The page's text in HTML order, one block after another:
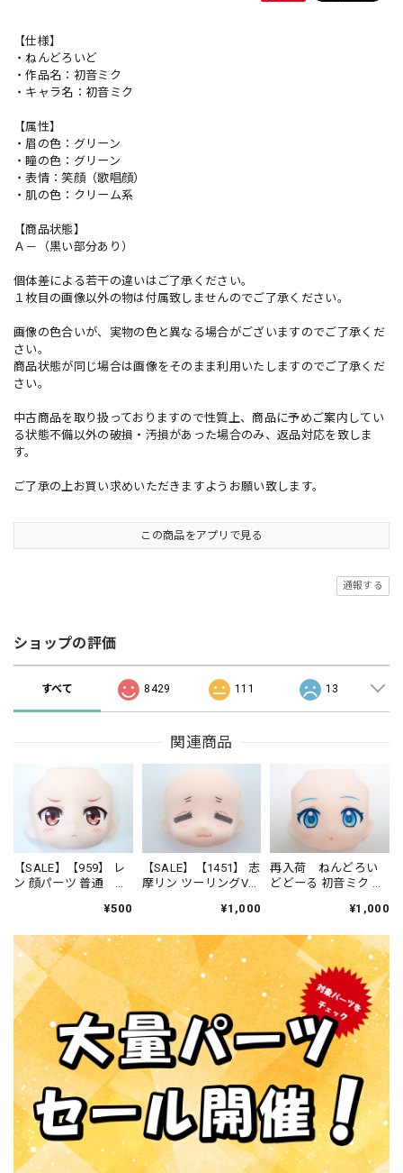
【仕様】
・ねんどろいど
・作品名：初音ミク
・キャラ名：初音ミク
【属性】
・眉の色：グリーン
・瞳の色：グリーン
・表情：笑顔（歌唱顔）
・肌の色：クリーム系
【商品状態】
Ａ－（黒い部分あり）
個体差による若干の違いはご了承ください。
１枚目の画像以外の物は付属致しませんのでご了承ください。
画像の色合いが、実物の色と異なる場合がございますのでご了承くだ
さい。
商品状態が同じ場合は画像をそのまま利用いたしますのでご了承くだ
さい。
中古商品を取り扱っておりますので性質上、商品に予めご案内してい
る状態不備以外の破損・汚損があった場合のみ、返品対応を致しま
す。
ご了承の上お買い求めいただきますようお願い致します。
この商品をアプリで見る
通報する
ショップの評価
すべて 8429 111 13
関連商品
【SALE】【959】 レ
ン 顔パーツ 普通 ね
¥500
【SALE】【1451】 志
摩リン ツーリングVer.
顔 ねんどろいど¥1,000
再入荷 ねんどろい
どどーる 初音ミク お
¥1,000